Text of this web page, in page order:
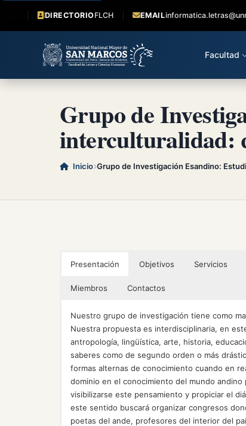
DIRECTORIO FLCH EMAIL
Facultad
Grupo de
interculturalidad:
Inicio Grupo de Investigación Esandino:
Presentación Objetivos Servicios
Miembros Contactos
Nuestro grupo de investigación tiene como
Nuestra propuesta es interdisciplinaria, en
antropología, lingüística, arte, historia,
saberes como de segundo orden o más
formas alternas de conocimiento cuando en
dominio en el conocimiento del mundo
visibilizarse este pensamiento y propiciar el
este sentido buscará organizar congresos
poetas del ande, profesores del interior del